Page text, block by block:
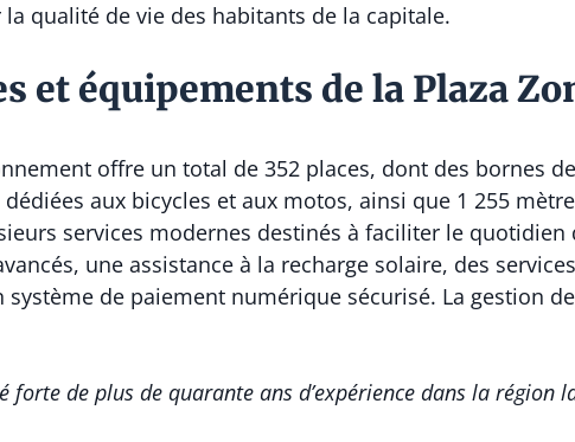
qualité de vie des habitants de la capitale.
et équipements de la Plaza
offre un total de 352 places, dont des bornes
dédiées aux bicycles et aux motos, ainsi que 1 255
services modernes destinés à faciliter le quotidien
une assistance à la recharge solaire, des
de paiement numérique sécurisé. La gestion
forte de plus de quarante ans d’expérience dans la région